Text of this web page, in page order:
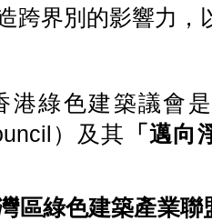
跨界別的影響力
港綠色建築議會
）及其 「邁向
區綠色建築產業聯